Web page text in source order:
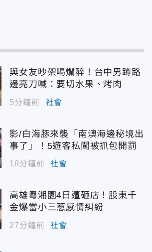
與女友吵架喝爛醉！台中男蹲路
邊亮刀喊：要切水果、烤肉
5分鐘前 社會
影/白海豚來襲「南澳海邊秘境出
事了」！5遊客私闖被抓包開罰
18分鐘前 社會
高雄粵湘園4日遭砸店！股東千
金爆當小三惹感情糾紛
27分鐘前 社會